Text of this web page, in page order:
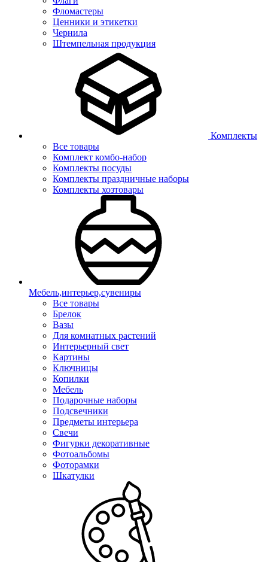
Фломастеры
Ценники и этикетки
Чернила
Штемпельная продукция
Комплекты
Все товары
Комплект комбо-набор
Комплекты посуды
Комплекты праздничные наборы
Комплекты хозтовары
Мебель,интерьер,сувениры
Все товары
Брелок
Вазы
Для комнатных растений
Интерьерный свет
Картины
Ключницы
Копилки
Мебель
Подарочные наборы
Подсвечники
Предметы интерьера
Свечи
Фигурки декоративные
Фотоальбомы
Фоторамки
Шкатулки